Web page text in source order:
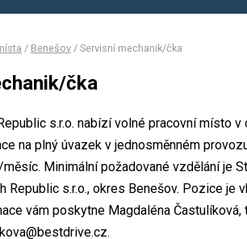
/ Benešov / Servisní mechanik/čka
čka
s.r.o. nabízí volné pracovní místo
na plný úvazek v jednosměnném
Minimální požadované vzdělání je
Republic s.r.o., okres Benešov. Pozice je
vám poskytne Magdaléna Častulíková,